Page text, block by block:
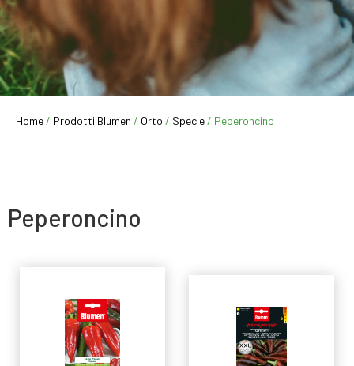
Home / Prodotti Blumen / Orto / Specie / Peperoncino
Peperoncino